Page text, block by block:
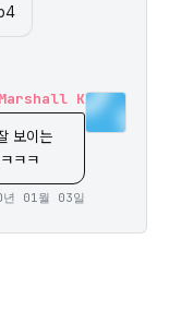
Marshall K
보이는
ㅋㅋ
년 01월 03일